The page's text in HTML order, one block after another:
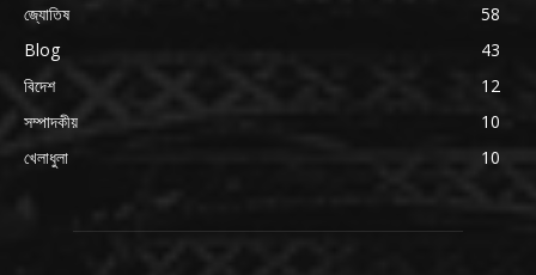
জ্যোতিষ
58
Blog
43
বিদেশ
12
সম্পাদকীয়
10
খেলাধুলা
10